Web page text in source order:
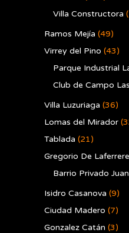
Villa Constructora
Ramos Mejía (49)
Virrey del Pino (43)
Parque Industrial
Club de Campo
Villa Luzuriaga (36)
Lomas del Mirador
Tablada (21)
Gregorio De Laferrere
Barrio Privado
Isidro Casanova (9)
Ciudad Madero (7)
Gonzalez Catán (3)